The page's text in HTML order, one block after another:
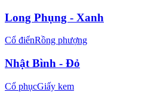
Long Phụng - Xanh
Cổ điểnRồng phượng
Nhật Bình - Đỏ
Cổ phụcGiấy kem